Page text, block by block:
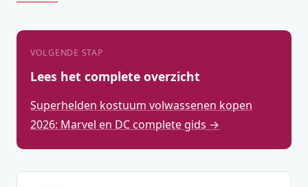
VOLGENDE STAP
Lees het complete overzicht
Superhelden kostuum volwassenen kopen
2026: Marvel en DC complete gids →